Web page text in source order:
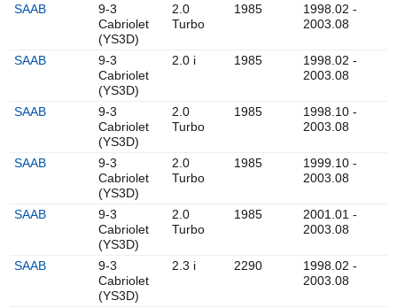
SAAB
9-3
Cabriolet
(YS3D)
2.0
Turbo
1985
1998.02 -
2003.08
SAAB
9-3
Cabriolet
(YS3D)
2.0 i 1985
1998.02 -
2003.08
SAAB
9-3
Cabriolet
(YS3D)
2.0
Turbo
1985
1998.10 -
2003.08
SAAB
9-3
Cabriolet
(YS3D)
2.0
Turbo
1985
1999.10 -
2003.08
SAAB
9-3
Cabriolet
(YS3D)
2.0
Turbo
1985
2001.01 -
2003.08
SAAB
9-3
Cabriolet
(YS3D)
2.3 i 2290
1998.02 -
2003.08